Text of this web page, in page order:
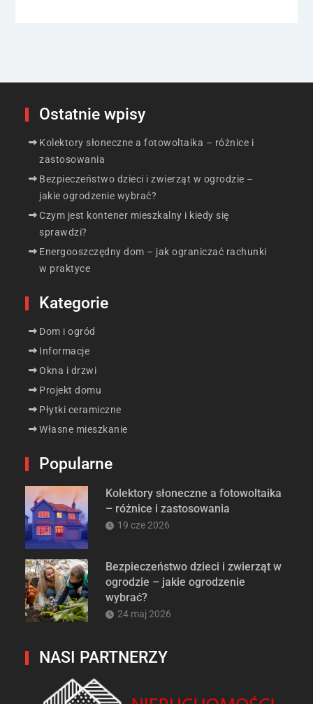
Ostatnie wpisy
Kolektory słoneczne a fotowoltaika – różnice i
zastosowania
Bezpieczeństwo dzieci i zwierząt w ogrodzie –
jakie ogrodzenie wybrać?
Czym jest kontener mieszkalny i kiedy się
sprawdzi?
Energooszczędny dom – jak ograniczać rachunki
w praktyce
Kategorie
Dom i ogród
Informacje
Okna i drzwi
Projekt domu
Płytki ceramiczne
Własne mieszkanie
Popularne
Kolektory słoneczne a fotowoltaika
– różnice i zastosowania
19 cze 2026
Bezpieczeństwo dzieci i zwierząt w
ogrodzie – jakie ogrodzenie
wybrać?
24 maj 2026
NASI PARTNERZY